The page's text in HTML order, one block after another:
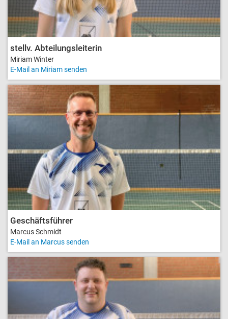
stellv. Abteilungsleiterin
Miriam Winter
E-Mail an Miriam senden
Geschäftsführer
Marcus Schmidt
E-Mail an Marcus senden